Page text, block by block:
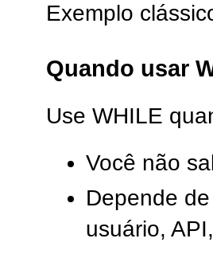
Exemplo
Quando usar
Use WHILE
Você não
Depende
usuário,